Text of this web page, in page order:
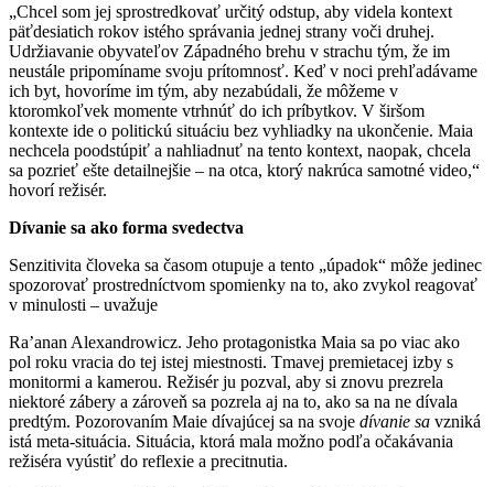
„Chcel som jej sprostredkovať určitý odstup, aby videla kontext
päťdesiatich rokov istého správania jednej strany voči druhej.
Udržiavanie obyvateľov Západného brehu v strachu tým, že im
neustále pripomíname svoju prítomnosť. Keď v noci prehľadávame
ich byt, hovoríme im tým, aby nezabúdali, že môžeme v
ktoromkoľvek momente vtrhnúť do ich príbytkov. V širšom
kontexte ide o politickú situáciu bez vyhliadky na ukončenie. Maia
nechcela poodstúpiť a nahliadnuť na tento kontext, naopak, chcela
sa pozrieť ešte detailnejšie – na otca, ktorý nakrúca samotné video,“
hovorí režisér.
Dívanie sa ako forma svedectva
Senzitivita človeka sa časom otupuje a tento „úpadok“ môže jedinec
spozorovať prostredníctvom spomienky na to, ako zvykol reagovať
v minulosti – uvažuje
Ra’anan Alexandrowicz. Jeho protagonistka Maia sa po viac ako
pol roku vracia do tej istej miestnosti. Tmavej premietacej izby s
monitormi a kamerou. Režisér ju pozval, aby si znovu prezrela
niektoré zábery a zároveň sa pozrela aj na to, ako sa na ne dívala
predtým. Pozorovaním Maie dívajúcej sa na svoje dívanie sa vzniká
istá meta-situácia. Situácia, ktorá mala možno podľa očakávania
režiséra vyústiť do reflexie a precitnutia.